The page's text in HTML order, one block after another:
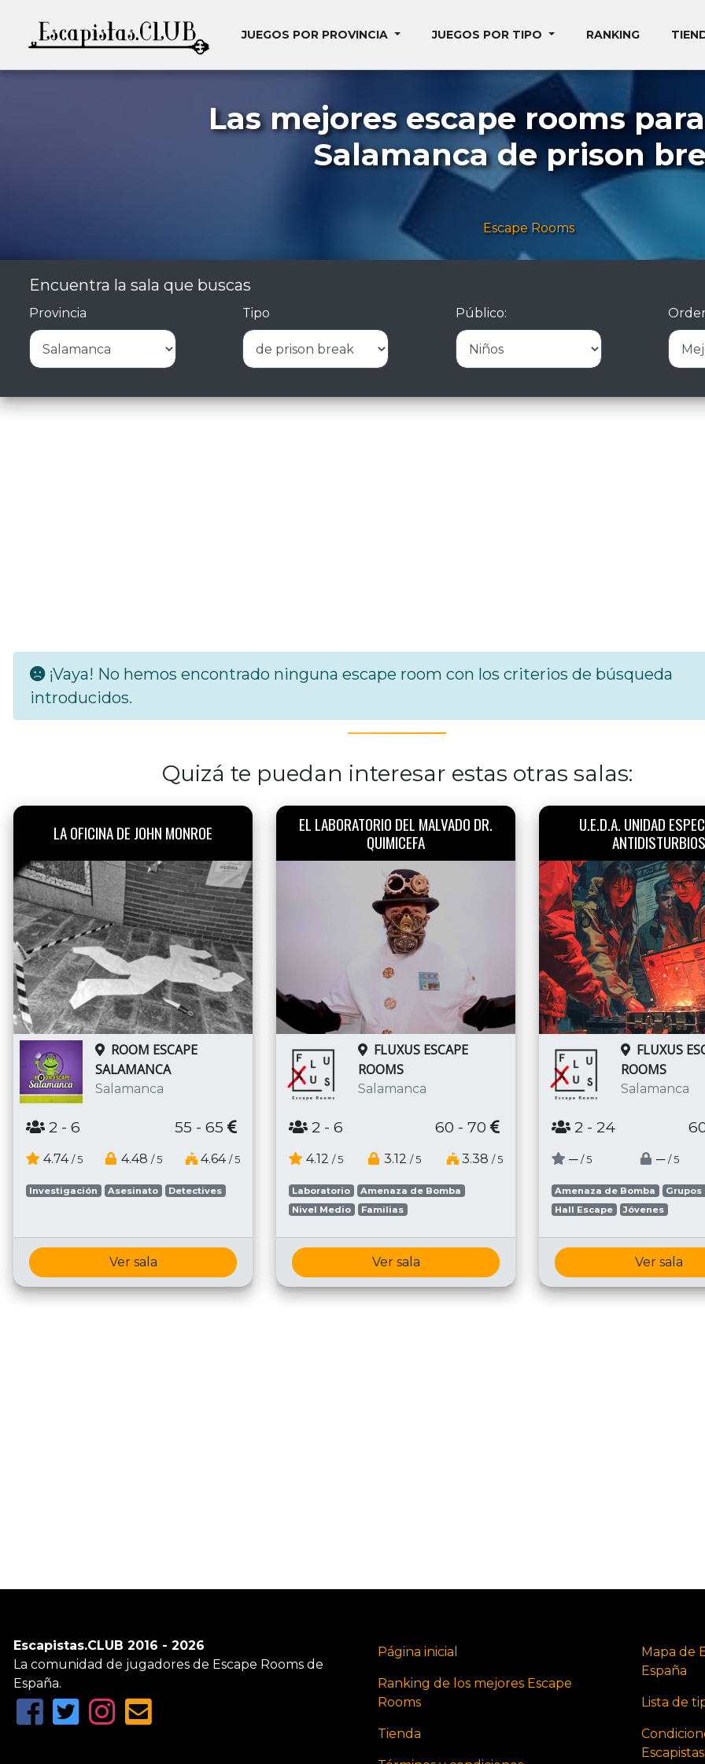
JUEGOS POR PROVINCIA JUEGOS POR TIPO RANKING
Las mejores escape rooms
Salamanca de prison
Escape Rooms
Encuentra la sala que buscas
Provincia Tipo Público:
¡Vaya! No hemos encontrado ninguna escape room con los criterios de búsqueda
introducidos.
Quizá te puedan interesar estas otras salas:
LA OFICINA DE JOHN MONROE
ROOM ESCAPE
SALAMANCA
Salamanca
2 - 6 55 - 65
4.74 / 5 4.48 / 5 4.64 / 5
Investigación Asesinato Detectives
Ver sala
EL LABORATORIO DEL MALVADO DR.
QUIMICEFA
FLUXUS ESCAPE
ROOMS
Salamanca
2 - 6 60 - 70
4.12 / 5 3.12 / 5 3.38 / 5
Laboratorio
Amenaza de Bomba
Nivel Medio
Familias
Ver sala
U.E.D.A. UNIDAD
ANTIDISTURBIOS
FLUXUS
ROOMS
Salamanca
2 - 24
─ / 5 ─ / 5
Amenaza de Bomba
Hall Escape
Jóvenes
Ver sala
Escapistas.CLUB 2016 - 2026
La comunidad de jugadores de Escape Rooms de
España.
Página inicial
Ranking de los mejores Escape
Rooms
Tienda
Mapa de
España
Lista de